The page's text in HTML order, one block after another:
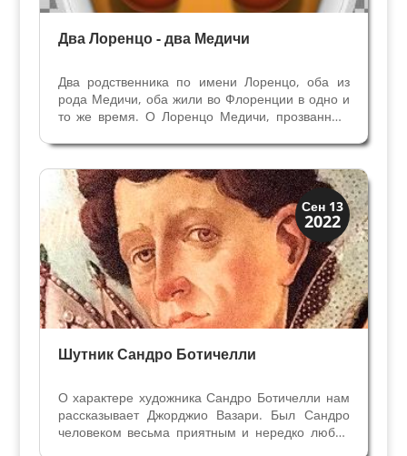
Два Лоренцо - два Медичи
Два родственника по имени Лоренцо, оба из
рода Медичи, оба жили во Флоренции в одно и
то же время. О Лоренцо Медичи, прозванным
Лоренцо сына Пьерфранческо даже для
историков всегда оставался в тени. Мы знаем,
что его отношения с...
Сен 13
2022
Искусство
Художники
Шутник Сандро Ботичелли
О характере художника Сандро Ботичелли нам
рассказывает Джорджио Вазари. Был Сандро
человеком весьма приятным и нередко любил